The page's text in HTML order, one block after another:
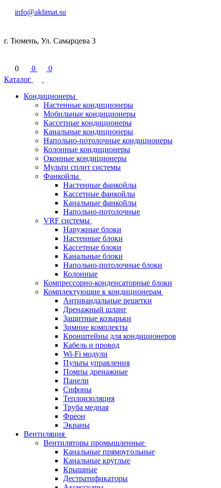
info@aklimat.su
г. Тюмень, Ул. Самарцева 3
0 0
0
Каталог
Кондиционеры
Настенные кондиционеры
Мобильные кондиционеры
Кассетные кондиционеры
Канальные кондиционеры
Напольно-потолочные кондиционеры
Колонные кондиционеры
Оконные кондиционеры
Мульти сплит системы
Фанкойлы
Настенные фанкойлы
Кассетные фанкойлы
Канальные фанкойлы
Напольно-потолочные
VRF системы
Наружные блоки
Настенные блоки
Кассетные блоки
Канальные блоки
Напольно-потолочные блоки
Колонные
Компрессорно-конденсаторные блоки
Комплектующие к кондиционерам
Антивандальные решетки
Дренажный шланг
Защитные козырьки
Зимние комплекты
Кронштейны для кондиционеров
Кабель и провод
Wi-Fi модули
Пульты управления
Помпы дренажные
Панели
Сифоны
Теплоизоляция
Труба медная
Фреон
Экраны
Вентиляция
Вентиляторы промышленные
Канальные прямоугольные
Канальные круглые
Крышные
Дестратификаторы